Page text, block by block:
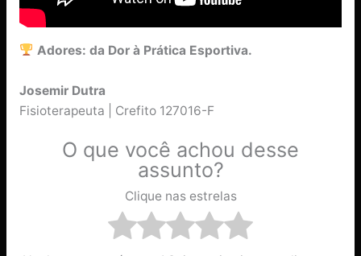
Adores: da Dor à Prática Esportiva.
Josemir Dutra
Fisioterapeuta | Crefito 127016-F
O que você achou desse
assunto?
Clique nas estrelas